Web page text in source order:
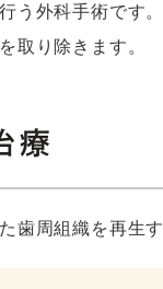
う外科手術です
取り除きます。
療
歯周組織を再生